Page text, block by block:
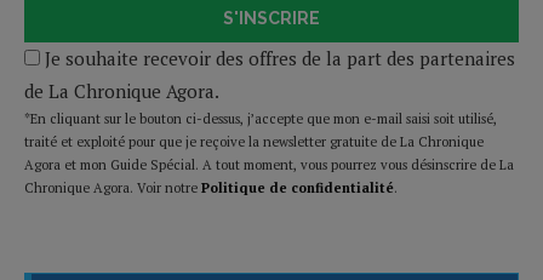
S'INSCRIRE
Je souhaite recevoir des offres de la part des partenaires
de La Chronique Agora.
*En cliquant sur le bouton ci-dessus, j’accepte que mon e-mail saisi soit utilisé,
traité et exploité pour que je reçoive la newsletter gratuite de La Chronique
Agora et mon Guide Spécial. A tout moment, vous pourrez vous désinscrire de La
Chronique Agora. Voir notre Politique de confidentialité.